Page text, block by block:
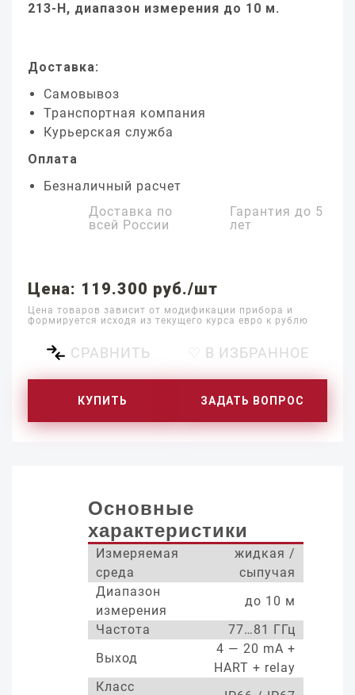
213-H, диапазон измерения до 10 м.
Доставка:
Самовывоз
Транспортная компания
Курьерская служба
Оплата
Безналичный расчет
Доставка по
всей России
Гарантия до 5
лет
Цена: 119.300 руб./шт
Цена товаров зависит от модификации прибора и
формируется исходя из текущего курса евро к рублю
СРАВНИТЬ ♡ В ИЗБРАННОЕ
КУПИТЬ ЗАДАТЬ ВОПРОС
Основные
характеристики
Измеряемая
среда
жидкая /
сыпучая
Диапазон
измерения
до 10 м
Частота
77…81 ГГц
Выход
4 — 20 mA +
HART + relay
Класс